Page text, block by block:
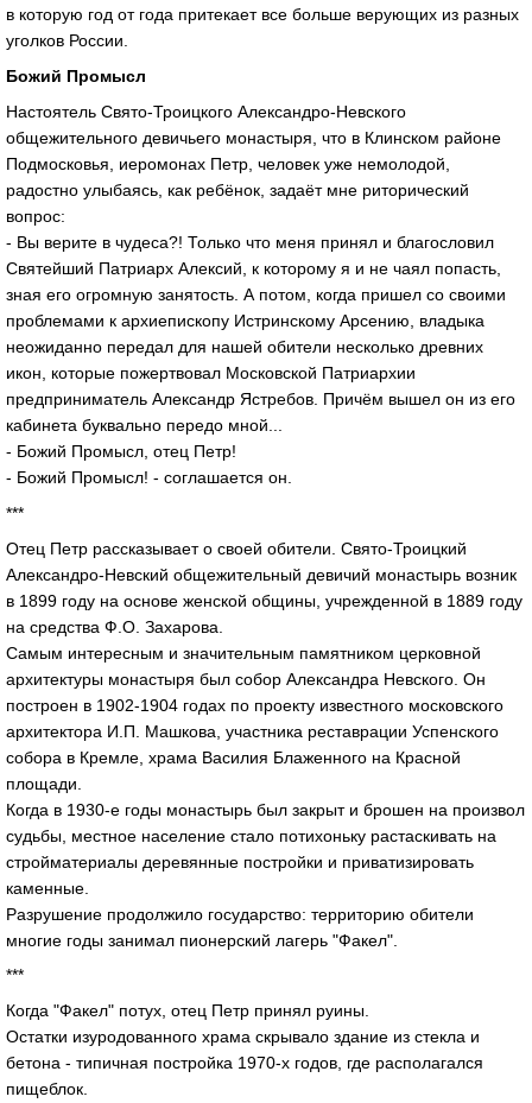
в которую год от года притекает все больше верующих из разных
уголков России.
Божий Промысл
Настоятель Свято-Троицкого Александро-Невского
общежительного девичьего монастыря, что в Клинском районе
Подмосковья, иеромонах Петр, человек уже немолодой,
радостно улыбаясь, как ребёнок, задаёт мне риторический
вопрос:
- Вы верите в чудеса?! Только что меня принял и благословил
Святейший Патриарх Алексий, к которому я и не чаял попасть,
зная его огромную занятость. А потом, когда пришел со своими
проблемами к архиепископу Истринскому Арсению, владыка
неожиданно передал для нашей обители несколько древних
икон, которые пожертвовал Московской Патриархии
предприниматель Александр Ястребов. Причём вышел он из его
кабинета буквально передо мной...
- Божий Промысл, отец Петр!
- Божий Промысл! - соглашается он.
***
Отец Петр рассказывает о своей обители. Свято-Троицкий
Александро-Невский общежительный девичий монастырь возник
в 1899 году на основе женской общины, учрежденной в 1889 году
на средства Ф.О. Захарова.
Самым интересным и значительным памятником церковной
архитектуры монастыря был собор Александра Невского. Он
построен в 1902-1904 годах по проекту известного московского
архитектора И.П. Машкова, участника реставрации Успенского
собора в Кремле, храма Василия Блаженного на Красной
площади.
Когда в 1930-е годы монастырь был закрыт и брошен на произвол
судьбы, местное население стало потихоньку растаскивать на
стройматериалы деревянные постройки и приватизировать
каменные.
Разрушение продолжило государство: территорию обители
многие годы занимал пионерский лагерь "Факел".
***
Когда "Факел" потух, отец Петр принял руины.
Остатки изуродованного храма скрывало здание из стекла и
бетона - типичная постройка 1970-х годов, где располагался
пищеблок.